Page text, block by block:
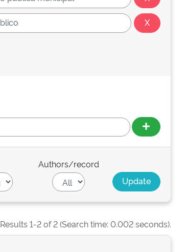
Authors/record
Results 1-2 of 2 (Search time: 0.002 seconds).